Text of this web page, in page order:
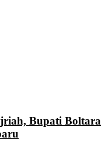
Bupati Boltara